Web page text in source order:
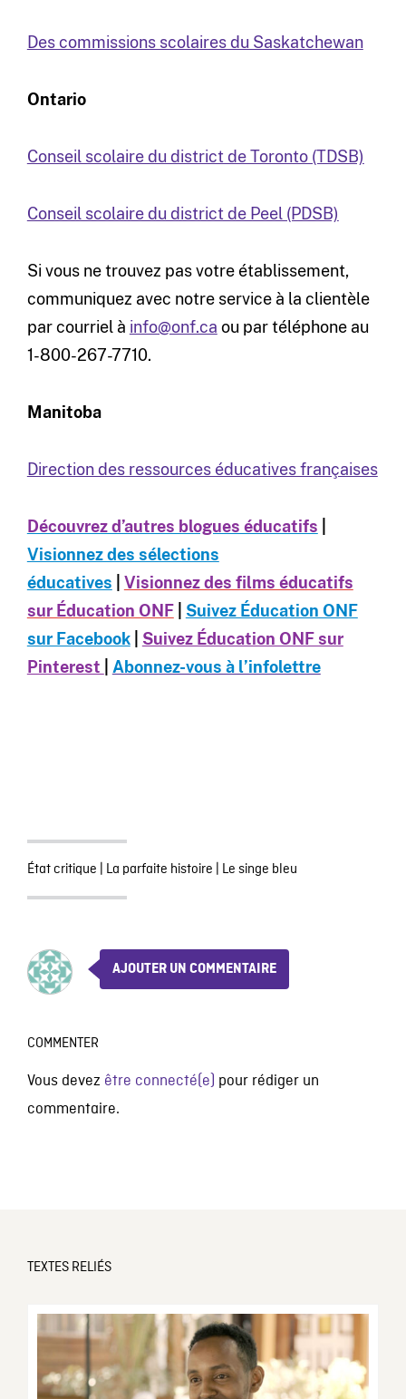
Des commissions scolaires du Saskatchewan
Ontario
Conseil scolaire du district de Toronto (TDSB)
Conseil scolaire du district de Peel (PDSB)
Si vous ne trouvez pas votre établissement,
communiquez avec notre service à la clientèle
par courriel à info@onf.ca ou par téléphone au
1-800-267-7710.
Manitoba
Direction des ressources éducatives françaises
Découvrez d’autres blogues éducatifs
Visionnez des sélections
éducatives
Visionnez des films éducatifs
sur Éducation ONF| Suivez Éducation ONF
sur Facebook| Suivez Éducation ONF sur
Pinterest
Abonnez-vous à l’infolettre
État critique La parfaite histoire Le singe bleu
AJOUTER UN COMMENTAIRE
COMMENTER
Vous devez être connecté(e) pour rédiger un
commentaire.
TEXTES RELIÉS